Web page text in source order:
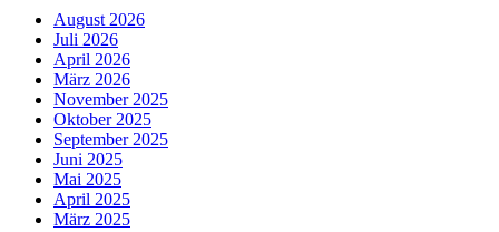
August 2026
Juli 2026
April 2026
März 2026
November 2025
Oktober 2025
September 2025
Juni 2025
Mai 2025
April 2025
März 2025